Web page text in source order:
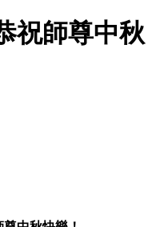
祝師尊中秋